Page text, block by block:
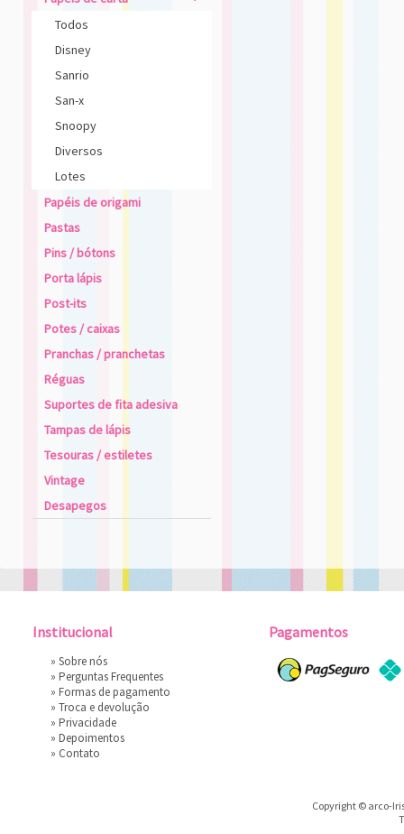
Todos
Disney
Sanrio
San-x
Snoopy
Diversos
Lotes
Papéis de origami
Pastas
Pins / bótons
Porta lápis
Post-its
Potes / caixas
Pranchas / pranchetas
Réguas
Suportes de fita adesiva
Tampas de lápis
Tesouras / estiletes
Vintage
Desapegos
Institucional
» Sobre nós
» Perguntas Frequentes
» Formas de pagamento
» Troca e devolução
» Privacidade
» Depoimentos
» Contato
Pagamentos
Copyright © arco-